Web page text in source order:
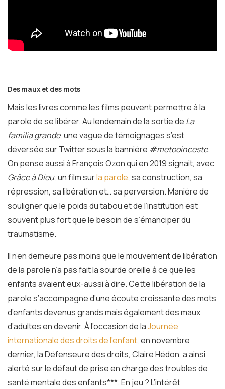
Des maux et des mots
Mais les livres comme les films peuvent permettre à la
parole de se libérer. Au lendemain de la sortie de La
familia grande, unevague de témoignages s’est
déversée sur Twitter sous la bannière #metooinceste.
On pense aussi à François Ozon qui en 2019 signait, avec
Grâce à Dieu, un film surla parole, sa construction, sa
répression, sa libération et… sa perversion. Manière de
souligner que le poids du tabou et de l’institution est
souvent plus fort que le besoin de s’émanciper du
traumatisme.
Il n’en demeure pas moins que le mouvement de libération
de la parole n’a pas fait la sourde oreille à ce que les
enfants avaient eux-aussi à dire. Cette libération de la
parole s’accompagne d’une écoute croissante des mots
d’enfants devenus grands mais également des maux
d’adultes en devenir. À l’occasion de laJournée
internationale des droits de l’enfant, en novembre
dernier, la Défenseure des droits, Claire Hédon, a ainsi
alerté sur le défaut de prise en charge des troubles de
santé mentale des enfants***. En jeu ? L’intérêt